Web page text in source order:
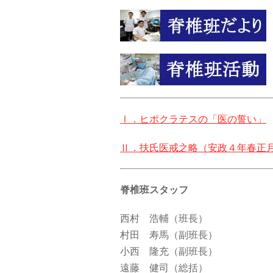
Ⅰ．ヒポクラテスの「医の誓い」
Ⅱ．扶氏医戒之略（安政４年春正
脊椎班スタッフ
西村 浩輔（班長）
村田 寿馬（副班長）
小西 隆充（副班長）
遠藤 健司（総括）